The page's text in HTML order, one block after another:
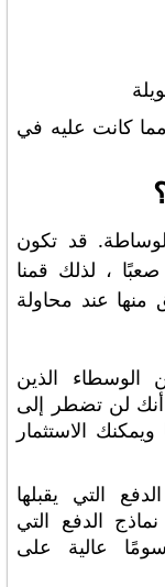
مما كانت عليه في
قد تكون
صعبًا ، لذلك قمنا
منها عند محاولة
الذين
أنك لن تضطر إلى
الاستثمار
التي يقبلها
الدفع التي
عالية على